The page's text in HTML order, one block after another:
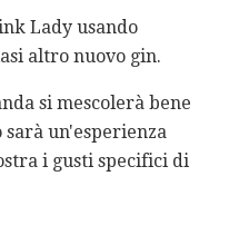
Lady usando
altro nuovo gin.
si mescolerà bene
un'esperienza
i gusti specifici di